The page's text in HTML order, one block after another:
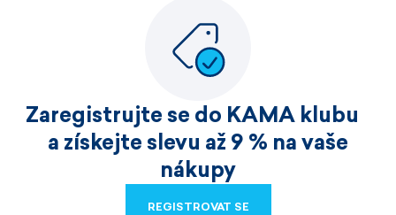
Zaregistrujte se do KAMA klubu
a získejte slevu až 9 % na vaše
nákupy
REGISTROVAT SE